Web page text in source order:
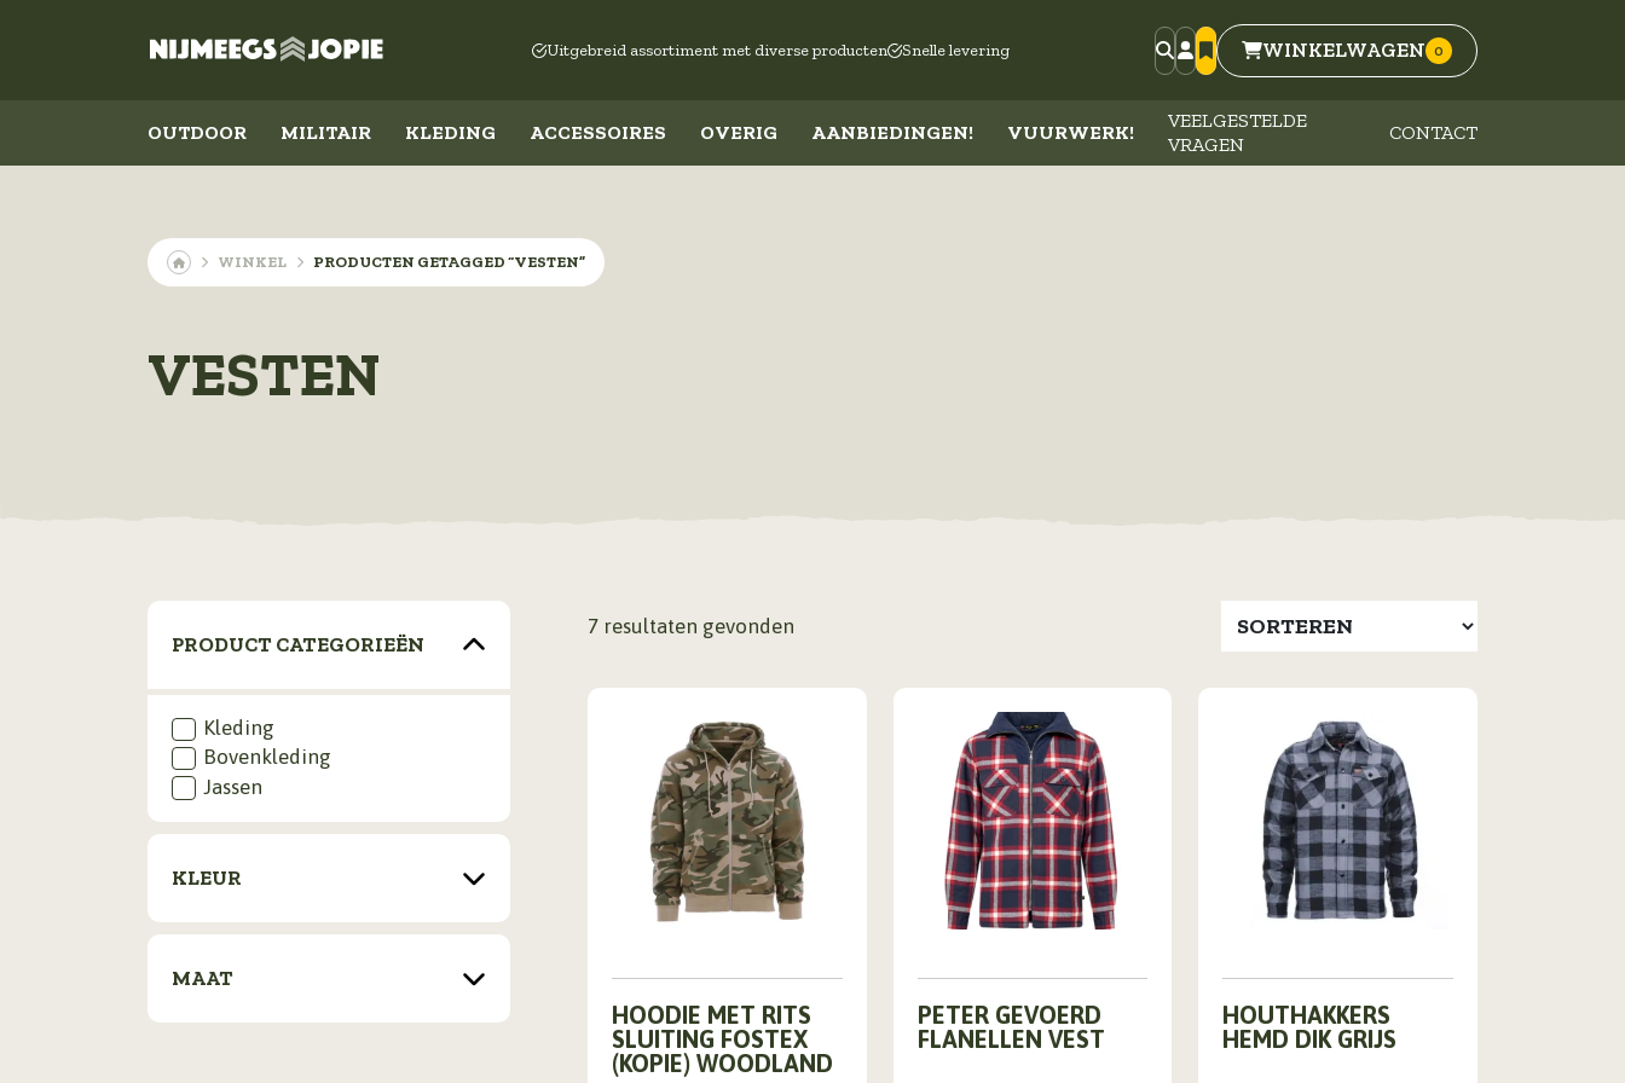
Uitgebreid assortiment met diverse producten Snelle levering WINKELWAGEN
OUTDOOR MILITAIR KLEDING ACCESSOIRES OVERIG AANBIEDINGEN! VUURWERK!
VEELGESTELDE
VRAGEN
CONTACT
Outdoor
Slapen
Messen
Militair
Schoenen
Accessoires
Kleding
WINKEL PRODUCTEN GETAGGED “VESTEN”
VESTEN
PRODUCT CATEGORIEËN
Kleding
Bovenkleding
Jassen
KLEUR
MAAT
7 resultaten gevonden
HOODIE MET RITS
SLUITING FOSTEX
(KOPIE) WOODLAND
product
heeft
meerdere
PETER GEVOERD
FLANELLEN VEST
product
heeft
HOUTHAKKERS
HEMD DIK GRIJS
product
heeft